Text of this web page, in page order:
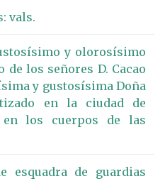
vals.
y olorosísimo
de los señores D. Cacao
y gustosísima Doña
en la ciudad de
en los cuerpos de las
esquadra de guardias